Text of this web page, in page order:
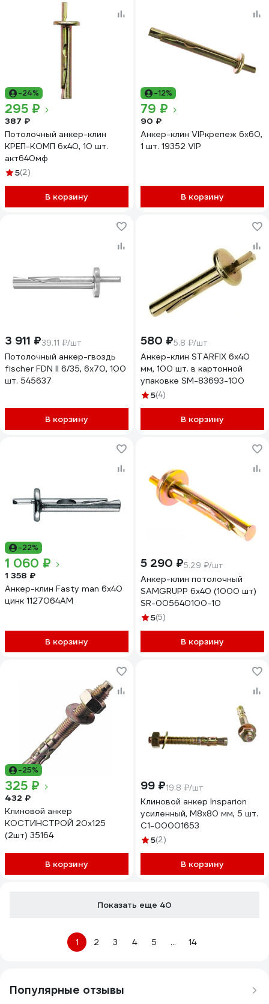
-24%
295 ₽
387 ₽
Потолочный анкер-клин
КРЕП-КОМП 6х40, 10 шт.
акт640мф
5(2)
В корзину
-12%
79 ₽
90 ₽
Анкер-клин VIPкрепеж 6х60,
1 шт. 19352 VIP
В корзину
3 911 ₽39.11 ₽/шт
Потолочный анкер-гвоздь
fischer FDN II 6/35, 6x70, 100
шт. 545637
В корзину
580 ₽5.8 ₽/шт
Анкер-клин STARFIX 6x40
мм, 100 шт. в картонной
упаковке SM-83693-100
5(4)
В корзину
-22%
1 060 ₽
1 358 ₽
Анкер-клин Fasty man 6x40
цинк 1127064AM
В корзину
5 290 ₽5.29 ₽/шт
Анкер-клин потолочный
SAMGRUPP 6х40 (1000 шт)
SR-005640100-10
5(5)
В корзину
-25%
325 ₽
432 ₽
Клиновой анкер
КОСТИНСТРОЙ 20x125
(2шт) 35164
В корзину
99 ₽19.8 ₽/шт
Клиновой анкер Insparion
усиленный, М8x80 мм, 5 шт.
С1-00001653
5(2)
В корзину
Показать еще 40
1 2 3 4 5 ... 14
Популярные отзывы